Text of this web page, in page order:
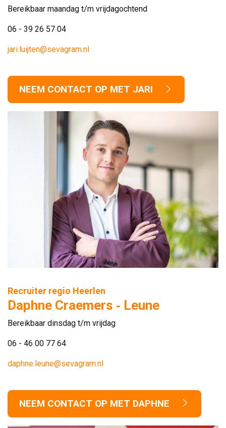
Bereikbaar maandag t/m vrijdagochtend
06 - 39 26 57 04
jari.luijten@sevagram.nl
NEEM CONTACT OP MET JARI
Recruiter regio Heerlen
Daphne Craemers ‑ Leune
Bereikbaar dinsdag t/m vrijdag
06 - 46 00 77 64
daphne.leune@sevagram.nl
NEEM CONTACT OP MET DAPHNE